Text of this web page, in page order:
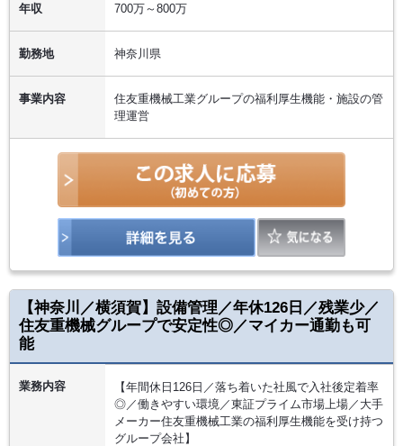
年収 700万～800万
勤務地 神奈川県
事業内容
住友重機械工業グループの福利厚生機能・施設の管
理運営
【神奈川／横須賀】設備管理／年休126日／残業少／
住友重機械グループで安定性◎／マイカー通勤も可
能
業務内容
【年間休日126日／落ち着いた社風で入社後定着率
◎／働きやすい環境／東証プライム市場上場／大手
メーカー住友重機械工業の福利厚生機能を受け持つ
グループ会社】